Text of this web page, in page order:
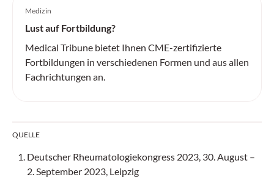
Medizin
Lust auf Fortbildung?
Medical Tribune bietet Ihnen CME-zertifizierte
Fortbildungen in verschiedenen Formen und aus allen
Fachrichtungen an.
QUELLE
Deutscher Rheumatologiekongress 2023, 30. August –
2. September 2023, Leipzig